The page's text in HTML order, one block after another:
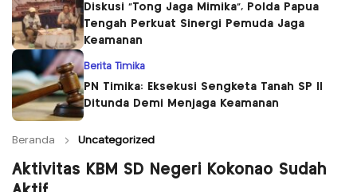
Diskusi “Tong Jaga Mimika”, Polda Papua
Tengah Perkuat Sinergi Pemuda Jaga
Keamanan
Berita Timika
PN Timika: Eksekusi Sengketa Tanah SP II
Ditunda Demi Menjaga Keamanan
Beranda Uncategorized
Aktivitas KBM SD Negeri Kokonao Sudah